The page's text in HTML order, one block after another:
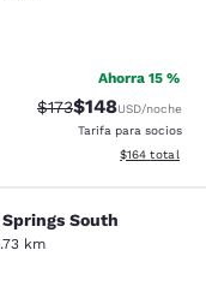
Bueno. 1131 reseñas
Ahorra 15 %
Precio tachado:
$173Precio con
$148USD/noche
Tarifa para socios
Ver detalles
$164 total
South
South
km
Muy bueno. 1514 reseñas